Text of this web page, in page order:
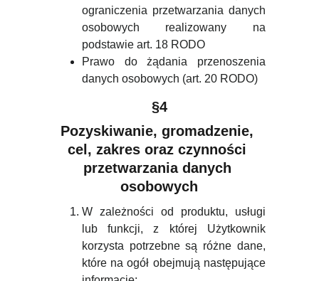
ograniczenia przetwarzania danych
osobowych realizowany na
podstawie art. 18 RODO
Prawo do żądania przenoszenia
danych osobowych (art. 20 RODO)
§4
Pozyskiwanie, gromadzenie,
cel, zakres oraz czynności
przetwarzania danych
osobowych
W zależności od produktu, usługi
lub funkcji, z której Użytkownik
korzysta potrzebne są różne dane,
które na ogół obejmują następujące